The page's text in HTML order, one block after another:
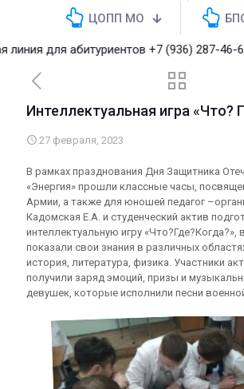
ЦОПП МО
абитуриентов+7 (936) 287-46-62
Интеллектуальная игра «Что?
27 февраля, 2023
В рамках празднования Дня Защитника
«Энергия» прошли классные часы,
Армии, а также для юношей педагог
Кадомская Е.А. и студенческий актив
интеллектуальную игру «Что?Где?Когда?»,
показали свои знания в различных
история, литература, физика. Участники
получили заряд эмоций, призы и
девушек, которые исполнили песни